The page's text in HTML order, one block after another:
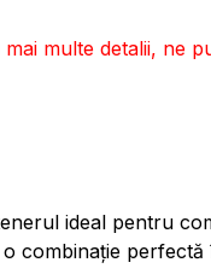
multe detalii, ne
ideal pentru
combinație